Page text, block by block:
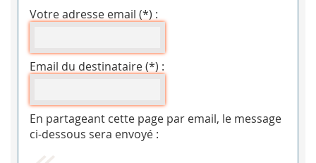
Votre adresse email (*) :
Email du destinataire (*) :
En partageant cette page par email, le message
ci-dessous sera envoyé :